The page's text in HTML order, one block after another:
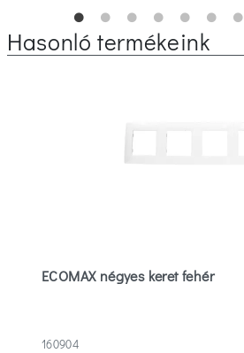
Hasonló termékeink
ECOMAX négyes keret fehér
160904